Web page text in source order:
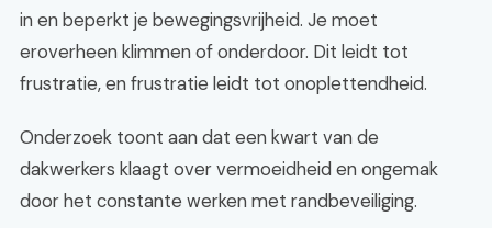
in en beperkt je bewegingsvrijheid. Je moet
eroverheen klimmen of onderdoor. Dit leidt tot
frustratie, en frustratie leidt tot onoplettendheid.
Onderzoek toont aan dat een kwart van de
dakwerkers klaagt over vermoeidheid en ongemak
door het constante werken met randbeveiliging.